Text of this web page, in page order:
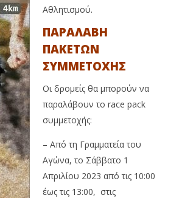
Αθλητισμού.
ΠΑΡΑΛΑΒΗ
ΠΑΚΕΤΩΝ
ΣΥΜΜΕΤΟΧΗΣ
Οι δρομείς θα μπορούν να
παραλάβουν το race pack
συμμετοχής:
– Από τη Γραμματεία του
Αγώνα, το Σάββατο 1
Απριλίου 2023 από τις 10:00
έως τις 13:00, στις